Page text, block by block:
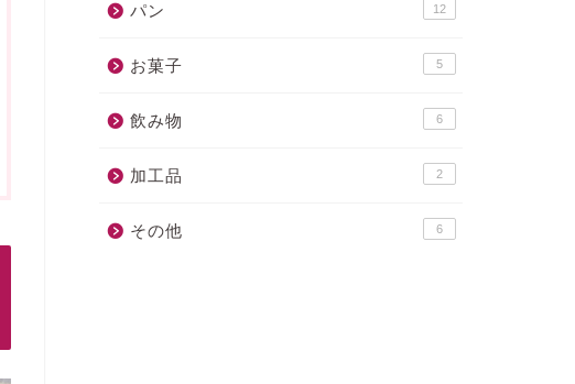
パン 12
お菓子 5
飲み物 6
加工品 2
その他 6